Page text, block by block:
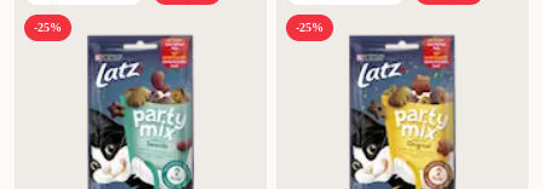
Nyheter
Högsta pris
Lägsta pris
Rabatt
-25% -25%